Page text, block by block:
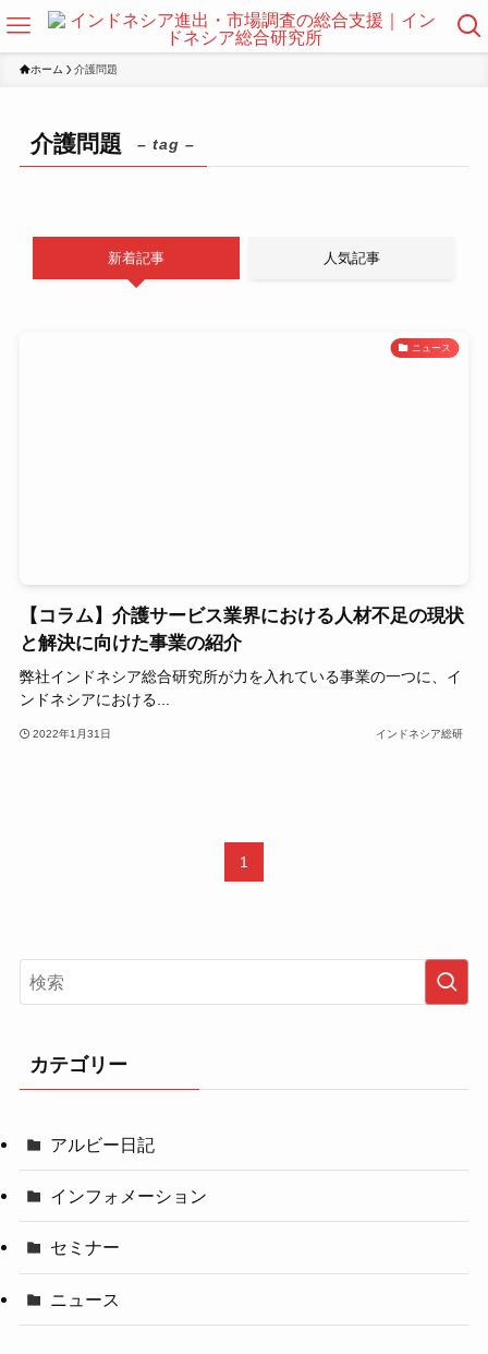
ホーム 介護問題
介護問題 – tag –
新着記事 人気記事
ニュース
【コラム】介護サービス業界における人材不足の現状
と解決に向けた事業の紹介
弊社インドネシア総合研究所が力を入れている事業の一つに、イ
ンドネシアにおける...
2022年1月31日 インドネシア総研
1
カテゴリー
アルビー日記
インフォメーション
セミナー
ニュース